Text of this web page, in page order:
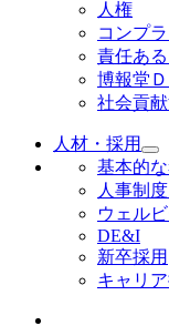
人権
コンプ
責任あ
博報堂
社会貢
人材・採用
基本的
人事制
ウェル
DE&I
新卒採用
キャリ